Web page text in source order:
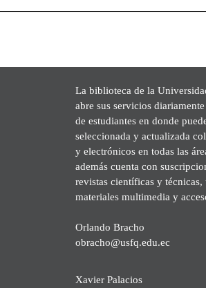
La biblioteca de la
abre sus servicios
de estudiantes en donde
seleccionada y actualizada
y electrónicos en todas las
además cuenta con
revistas científicas y
materiales multimedia y
Orlando Bracho
obracho@usfq.edu.ec
Xavier Palacios